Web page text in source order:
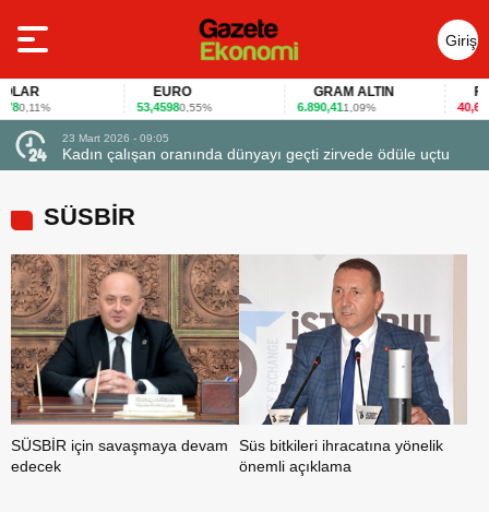
Giriş
Yap
0,11%
EURO
53,45980,55%
GRAM ALTIN
6.890,411,09%
FAİZ
40,65-
23 Mart 2026 - 09:05
Kadın çalışan oranında dünyayı geçti zirvede ödüle uçtu
SÜSBİR
SÜSBİR için savaşmaya devam
edecek
Süs bitkileri ihracatına yönelik
önemli açıklama